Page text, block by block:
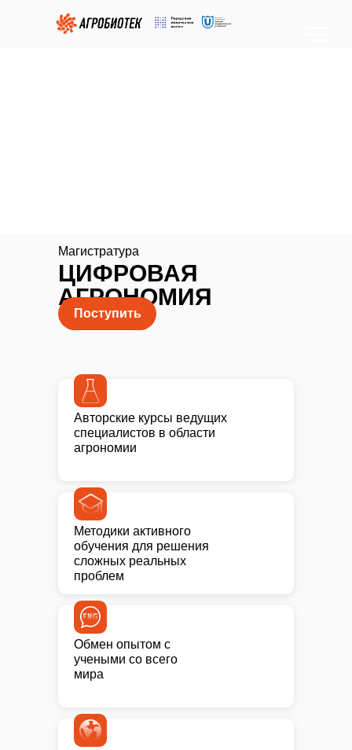
ЦИФРОВАЯ
АГРОНОМИЯ
Магистратура
Поступить
Aвторские курсы ведущих
специалистов в области
агрономии
Обмен опытом с
учеными со всего
мира
Методики активного
обучения для решения
сложных реальных
проблем